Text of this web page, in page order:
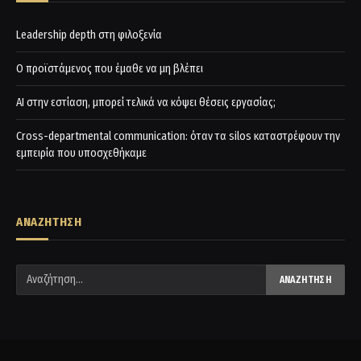
Leadership depth στη φιλοξενία
Ο προϊστάμενος που έμαθε να μη βλέπει
AI στην εστίαση, μπορεί τελικά να κόψει θέσεις εργασίας;
Cross-departmental communication: όταν τα silos καταστρέφουν την
εμπειρία που υποσχεθήκαμε
ΑΝΑΖΗΤΗΣΗ